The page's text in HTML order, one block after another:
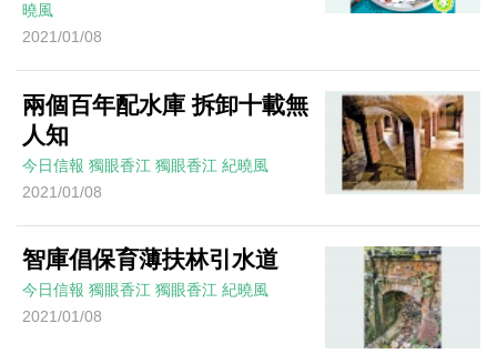
曉風
2021/01/08
兩個百年配水庫 拆卸十載無
人知
今日信報 獨眼香江 獨眼香江 紀曉風
2021/01/08
智庫倡保育薄扶林引水道
今日信報 獨眼香江 獨眼香江 紀曉風
2021/01/08